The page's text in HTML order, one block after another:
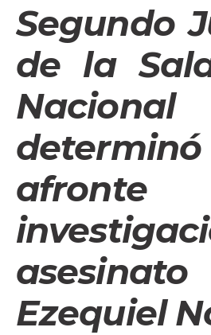
Segundo
de la
Nacional
Ezequiel